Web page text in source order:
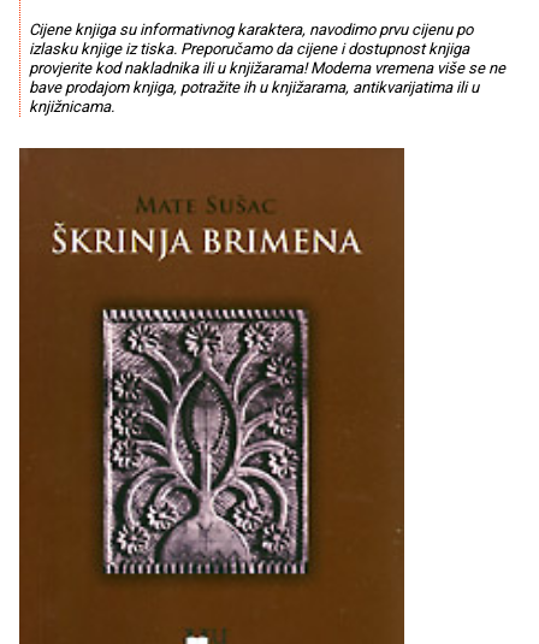
Cijene knjiga su informativnog karaktera, navodimo prvu cijenu po
izlasku knjige iz tiska. Preporučamo da cijene i dostupnost knjiga
provjerite kod nakladnika ili u knjižarama! Moderna vremena više se ne
bave prodajom knjiga, potražite ih u knjižarama, antikvarijatima ili u
knjižnicama.